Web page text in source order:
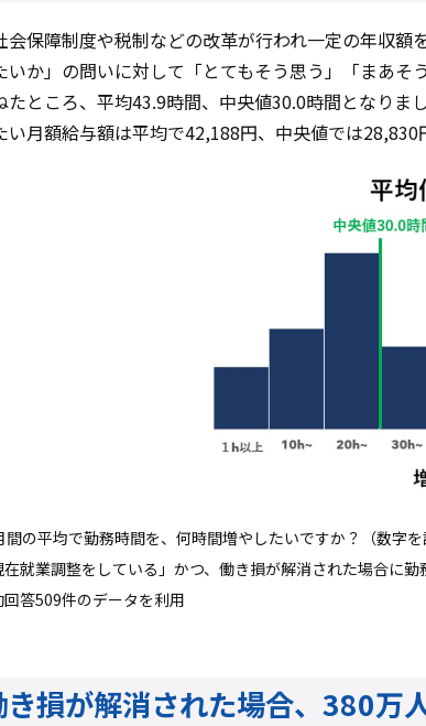
会保障制度や税制などの改革が行われ一定の年収
いか」の問いに対して「とてもそう思う」「まあ
たところ、平均43.9時間、中央値30.0時間となり
い月額給与額は平均で42,188円、中央値では28,830
間の平均で勤務時間を、何時間増やしたいですか？（数字を
在就業調整をしている」かつ、働き損が解消された場合に
回答509件のデータを利用
損が解消された場合、380万